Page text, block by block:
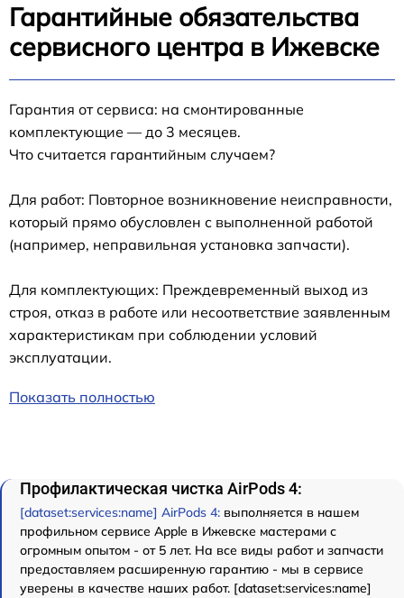
Гарантийные обязательства
сервисного центра в Ижевске
Гарантия от сервиса: на смонтированные
комплектующие — до 3 месяцев.
Что считается гарантийным случаем?
Для работ: Повторное возникновение неисправности,
который прямо обусловлен с выполненной работой
(например, неправильная установка запчасти).
Для комплектующих: Преждевременный выход из
строя, отказ в работе или несоответствие заявленным
характеристикам при соблюдении условий
эксплуатации.
Показать полностью
Профилактическая чистка AirPods 4:
[dataset:services:name] AirPods 4: выполняется в нашем
профильном сервисе Apple в Ижевске мастерами с
огромным опытом - от 5 лет. На все виды работ и запчасти
предоставляем расширенную гарантию - мы в сервисе
уверены в качестве наших работ. [dataset:services:name]